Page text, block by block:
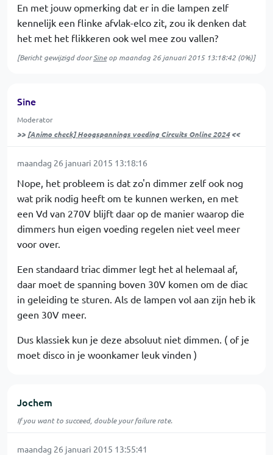
En met jouw opmerking dat er in die lampen zelf
kennelijk een flinke afvlak-elco zit, zou ik denken dat
het met het flikkeren ook wel mee zou vallen?
[Bericht gewijzigd doorSineop maandag 26 januari 2015 13:18:42 (0%)]
Sine
Moderator
>> [Animo check] Hoogspannings voeding Circuits Online 2024<<
maandag 26 januari 2015 13:18:16
Nope, het probleem is dat zo'n dimmer zelf ook nog
wat prik nodig heeft om te kunnen werken, en met
een Vd van 270V blijft daar op de manier waarop die
dimmers hun eigen voeding regelen niet veel meer
voor over.
Een standaard triac dimmer legt het al helemaal af,
daar moet de spanning boven 30V komen om de diac
in geleiding te sturen. Als de lampen vol aan zijn heb ik
geen 30V meer.
Dus klassiek kun je deze absoluut niet dimmen. ( of je
moet disco in je woonkamer leuk vinden )
Jochem
If you want to succeed, double your failure rate.
maandag 26 januari 2015 13:55:41